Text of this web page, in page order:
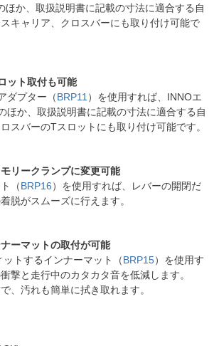
ほか、取扱説明書に記載の寸法に適合する自
キャリア、クロスバーにも取り付け可能で
ット取付も可能
ダプター（BRP11）を使用すれば、INNOエ
ほか、取扱説明書に記載の寸法に適合する自
スバーのTスロットにも取り付け可能です。
リークランプに変更可能
（BRP16）を使用すれば、レバーの開閉だ
脱がスムーズに行えます。
ーマットの取付が可能
トするインナーマット（BRP15）を使用す
撃と走行中のカタカタ音を低減します。
、汚れも簡単に拭き取れます。